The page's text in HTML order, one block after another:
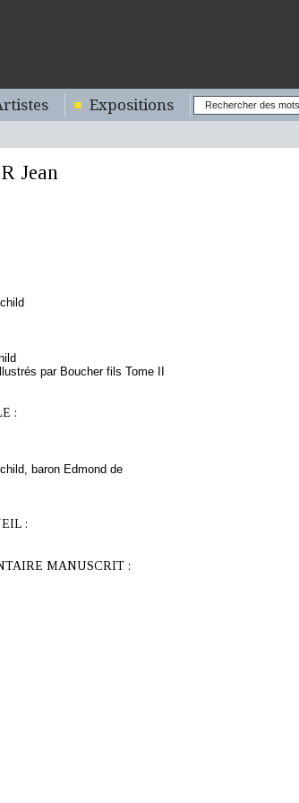
Expositions
Jean
par Boucher fils Tome II
:
baron Edmond de
:
MANUSCRIT :